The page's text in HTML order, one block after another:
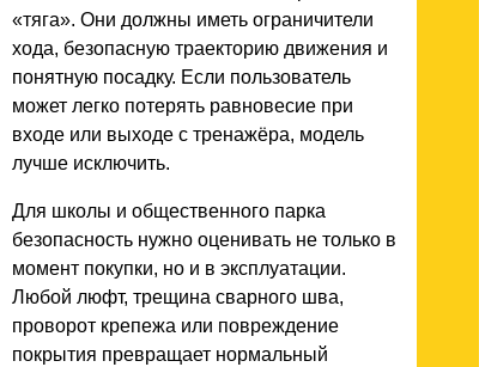
«тяга». Они должны иметь ограничители
хода, безопасную траекторию движения и
понятную посадку. Если пользователь
может легко потерять равновесие при
входе или выходе с тренажёра, модель
лучше исключить.
Для школы и общественного парка
безопасность нужно оценивать не только в
момент покупки, но и в эксплуатации.
Любой люфт, трещина сварного шва,
проворот крепежа или повреждение
покрытия превращает нормальный